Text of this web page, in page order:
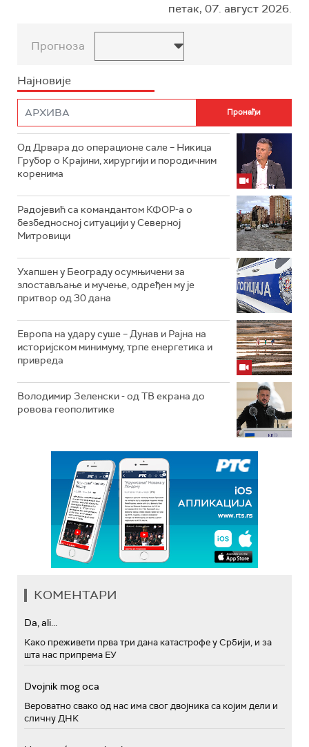
петак, 07. август 2026.
Прогноза
Најновије
Од Дрвара до операционе сале – Никица
Грубор о Крајини, хирургији и породичним
коренима
Радојевић са командантом КФОР-а о
безбедносној ситуацији у Северној
Митровици
Ухапшен у Београду осумњичени за
злостављање и мучење, одређен му је
притвор од 30 дана
Европа на удару суше – Дунав и Рајна на
историјском минимуму, трпе енергетика и
привреда
Володимир Зеленски - од ТВ екрана до
ровова геополитике
КОМЕНТАРИ
Da, ali...
Како преживети прва три дана катастрофе у Србији, и за
шта нас припрема ЕУ
Dvojnik mog oca
Вероватно свако од нас има свог двојника са којим дели и
сличну ДНК